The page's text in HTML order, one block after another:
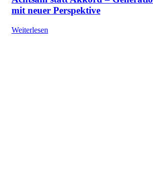
mit neuer Perspektive
Weiterlesen